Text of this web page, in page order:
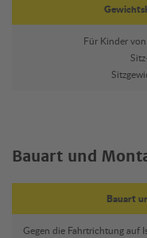
Für Kinder
Bauart und
Bauart
Gegen die Fahrtrichtung auf